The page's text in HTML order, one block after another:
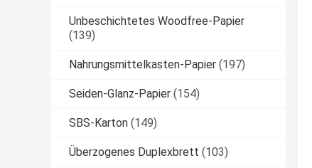
Unbeschichtetes Woodfree-Papier
(139)
Nahrungsmittelkasten-Papier (197)
Seiden-Glanz-Papier (154)
SBS-Karton (149)
Überzogenes Duplexbrett (103)